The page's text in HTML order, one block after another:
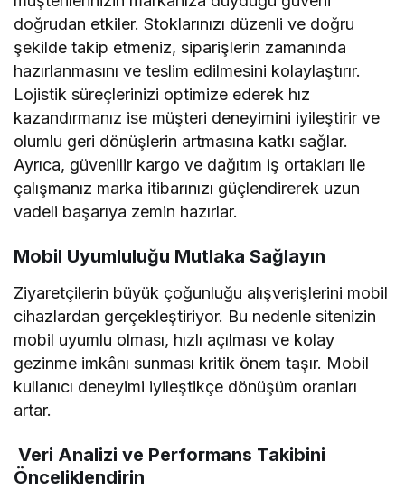
doğrudan etkiler. Stoklarınızı düzenli ve doğru
şekilde takip etmeniz, siparişlerin zamanında
hazırlanmasını ve teslim edilmesini kolaylaştırır.
Lojistik süreçlerinizi optimize ederek hız
kazandırmanız ise müşteri deneyimini iyileştirir ve
olumlu geri dönüşlerin artmasına katkı sağlar.
Ayrıca, güvenilir kargo ve dağıtım iş ortakları ile
çalışmanız marka itibarınızı güçlendirerek uzun
vadeli başarıya zemin hazırlar.
Mobil Uyumluluğu Mutlaka Sağlayın
Ziyaretçilerin büyük çoğunluğu alışverişlerini mobil
cihazlardan gerçekleştiriyor. Bu nedenle sitenizin
mobil uyumlu olması, hızlı açılması ve kolay
gezinme imkânı sunması kritik önem taşır. Mobil
kullanıcı deneyimi iyileştikçe dönüşüm oranları
artar.
Veri Analizi ve Performans Takibini
Önceliklendirin